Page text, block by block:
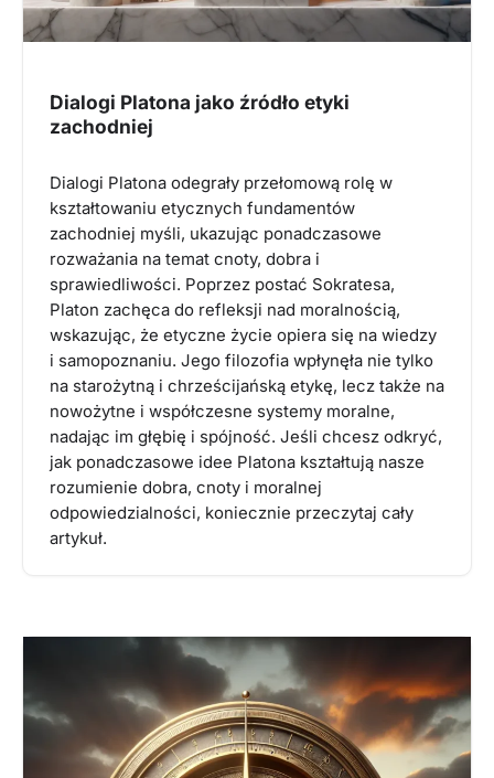
Dialogi Platona jako źródło etyki
zachodniej
Dialogi Platona odegrały przełomową rolę w
kształtowaniu etycznych fundamentów
zachodniej myśli, ukazując ponadczasowe
rozważania na temat cnoty, dobra i
sprawiedliwości. Poprzez postać Sokratesa,
Platon zachęca do refleksji nad moralnością,
wskazując, że etyczne życie opiera się na wiedzy
i samopoznaniu. Jego filozofia wpłynęła nie tylko
na starożytną i chrześcijańską etykę, lecz także na
nowożytne i współczesne systemy moralne,
nadając im głębię i spójność. Jeśli chcesz odkryć,
jak ponadczasowe idee Platona kształtują nasze
rozumienie dobra, cnoty i moralnej
odpowiedzialności, koniecznie przeczytaj cały
artykuł.